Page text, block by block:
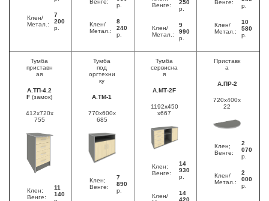
Клен/
Метал.:
7
200
р.
Венге:
р.
Клен/
Метал.:
8
240
р.
Венге:
250
р.
Клен/
Метал.:
9
990
р.
Венге:
р.
Клен/
Метал.:
10
580
р.
Тумба
приставн
ая
А.ТП-4.2
F (замок)
412x720x
755
Клен;
Венге:
11
140
Тумба
под
оргтехни
ку
А.ТМ-1
770x600x
685
Клен;
Венге:
7
890
р.
Тумба
сервисна
я
А.МТ-2F
1192x450
x667
Клен;
Венге:
14
930
р.
Клен/
14
420
Приставк
а
А.ПР-2
720x400x
22
Клен;
Венге:
2
070
р.
Клен/
Метал.:
2
000
р.